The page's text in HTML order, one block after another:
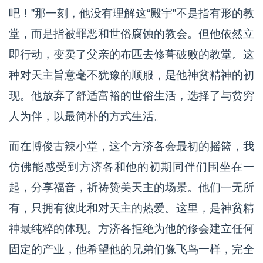
吧！”那一刻，他没有理解这“殿宇”不是指有形的教
堂，而是指被罪恶和世俗腐蚀的教会。但他依然立
即行动，变卖了父亲的布匹去修葺破败的教堂。这
种对天主旨意毫不犹豫的顺服，是他神贫精神的初
现。他放弃了舒适富裕的世俗生活，选择了与贫穷
人为伴，以最简朴的方式生活。
而在博俊古辣小堂，这个方济各会最初的摇篮，我
仿佛能感受到方济各和他的初期同伴们围坐在一
起，分享福音，祈祷赞美天主的场景。他们一无所
有，只拥有彼此和对天主的热爱。这里，是神贫精
神最纯粹的体现。方济各拒绝为他的修会建立任何
固定的产业，他希望他的兄弟们像飞鸟一样，完全